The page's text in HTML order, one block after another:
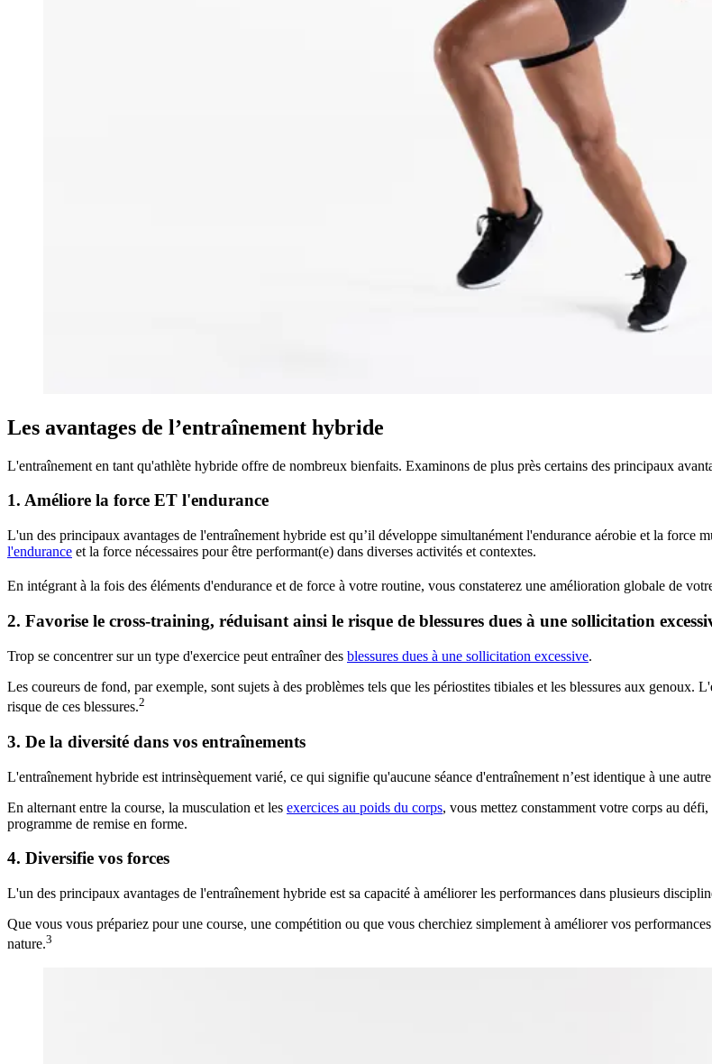
Les avantages de l’entraînement hybride
L'entraînement en tant qu'athlète hybride offre de nombreux bienfaits. Examinons de plus près certains des principaux
1. Améliore la force ET l'endurance
L'un des principaux avantages de l'entraînement hybride est qu’il développe simultanément l'endurance aérobie et la force
l'endurance et la force nécessaires pour être performant(e) dans diverses activités et contextes.
En intégrant à la fois des éléments d'endurance et de force à votre routine, vous constaterez une amélioration globale de
2. Favorise le cross-training, réduisant ainsi le risque de blessures dues à une sollicitation
Trop se concentrer sur un type d'exercice peut entraîner des blessures dues à une sollicitation excessive.
Les coureurs de fond, par exemple, sont sujets à des problèmes tels que les périostites tibiales et les blessures aux
risque de ces blessures.2
3. De la diversité dans vos entraînements
L'entraînement hybride est intrinsèquement varié, ce qui signifie qu'aucune séance d'entraînement n’est identique à une
En alternant entre la course, la musculation et les exercices au poids du corps, vous mettez constamment votre corps au
programme de remise en forme.
4. Diversifie vos forces
L'un des principaux avantages de l'entraînement hybride est sa capacité à améliorer les performances dans plusieurs
Que vous vous prépariez pour une course, une compétition ou que vous cherchiez simplement à améliorer vos
nature.3